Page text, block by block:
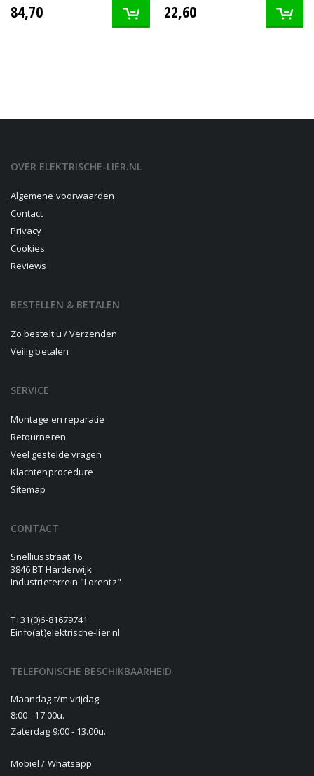
84,70 22,60
OVER ELEKTRISCHE-LIER.NL
Algemene voorwaarden
Contact
Privacy
Cookies
Reviews
BESTELLEN & BETALEN
Zo bestelt u / Verzenden
Veilig betalen
SERVICE
Montage en reparatie
Retourneren
Veel gestelde vragen
Klachtenprocedure
Sitemap
CONTACT
Snelliusstraat 16
3846 BT Harderwijk
Industrieterrein "Lorentz"
T+31(0)6-81679741
Einfo(at)elektrische-lier.nl
TELEFONISCHE BESCHIKBAARHEID
Maandag t/m vrijdag
8:00 - 17:00u.
Zaterdag 9:00 - 13.00u.
Mobiel / Whatsapp